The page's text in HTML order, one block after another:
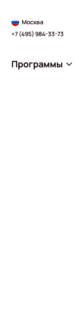
Москва
+7 (495) 984-33-73
Программы